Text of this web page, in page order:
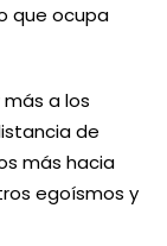
que ocupa
a los
de
más hacia
egoísmos y